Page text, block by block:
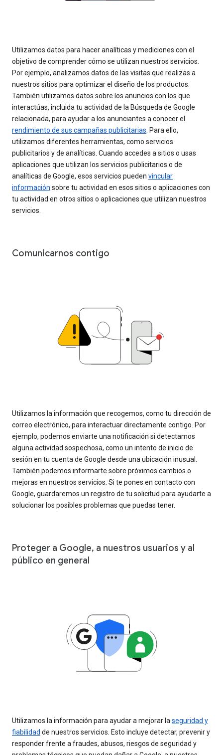
Utilizamos datos para hacer analíticas y mediciones con el
objetivo de comprender cómo se utilizan nuestros servicios.
Por ejemplo, analizamos datos de las visitas que realizas a
nuestros sitios para optimizar el diseño de los productos.
También utilizamos datos sobre los anuncios con los que
interactúas, incluida tu actividad de la Búsqueda de Google
relacionada, para ayudar a los anunciantes a conocer el
rendimiento de sus campañas publicitarias. Para ello,
utilizamos diferentes herramientas, como servicios
publicitarios y de analíticas. Cuando accedes a sitios o usas
aplicaciones que utilizan los servicios publicitarios o de
analíticas de Google, esos servicios pueden vincular
información sobre tu actividad en esos sitios o aplicaciones con
tu actividad en otros sitios o aplicaciones que utilizan nuestros
servicios.
Comunicarnos contigo
Utilizamos la información que recogemos, como tu dirección de
correo electrónico, para interactuar directamente contigo. Por
ejemplo, podemos enviarte una notificación si detectamos
alguna actividad sospechosa, como un intento de inicio de
sesión en tu cuenta de Google desde una ubicación inusual.
También podemos informarte sobre próximos cambios o
mejoras en nuestros servicios. Si te pones en contacto con
Google, guardaremos un registro de tu solicitud para ayudarte a
solucionar los posibles problemas que puedas tener.
Proteger a Google, a nuestros usuarios y al
público en general
Utilizamos la información para ayudar a mejorar la seguridad y
fiabilidad de nuestros servicios. Esto incluye detectar, prevenir y
responder frente a fraudes, abusos, riesgos de seguridad y